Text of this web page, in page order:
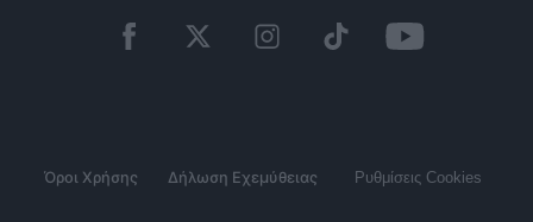
Όροι Χρήσης Δήλωση Εχεμύθειας Ρυθμίσεις Cookies